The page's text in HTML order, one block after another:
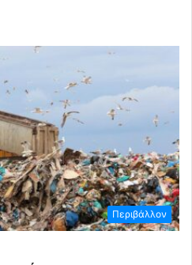
Περιβάλλον